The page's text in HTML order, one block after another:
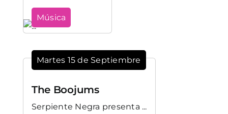
Música
Martes 15 de Septiembre
The Boojums
Serpiente Negra presenta ...